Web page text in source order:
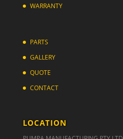
WARRANTY
PARTS
GALLERY
QUOTE
CONTACT
LOCATION